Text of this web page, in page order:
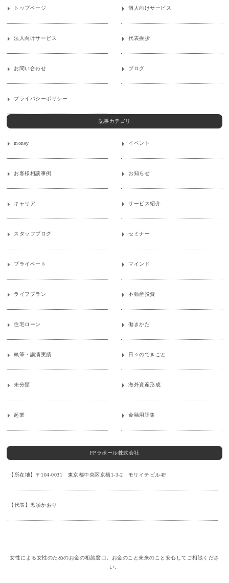
トップページ 個人向けサービス
法人向けサービス 代表挨拶
お問い合わせ ブログ
プライバシーポリシー
記事カテゴリ
money イベント
お客様相談事例 お知らせ
キャリア サービス紹介
スタッフブログ セミナー
プライベート マインド
ライフプラン 不動産投資
住宅ローン 働きかた
執筆・講演実績 日々のできごと
未分類 海外資産形成
起業 金融用語集
FPラポール株式会社
【所在地】〒104-0031 東京都中央区京橋1-3-2 モリイチビル4F
【代表】黒須かおり
女性による女性のためのお金の相談窓口。お金のこと未来のこと安心してご相談くださ
い。